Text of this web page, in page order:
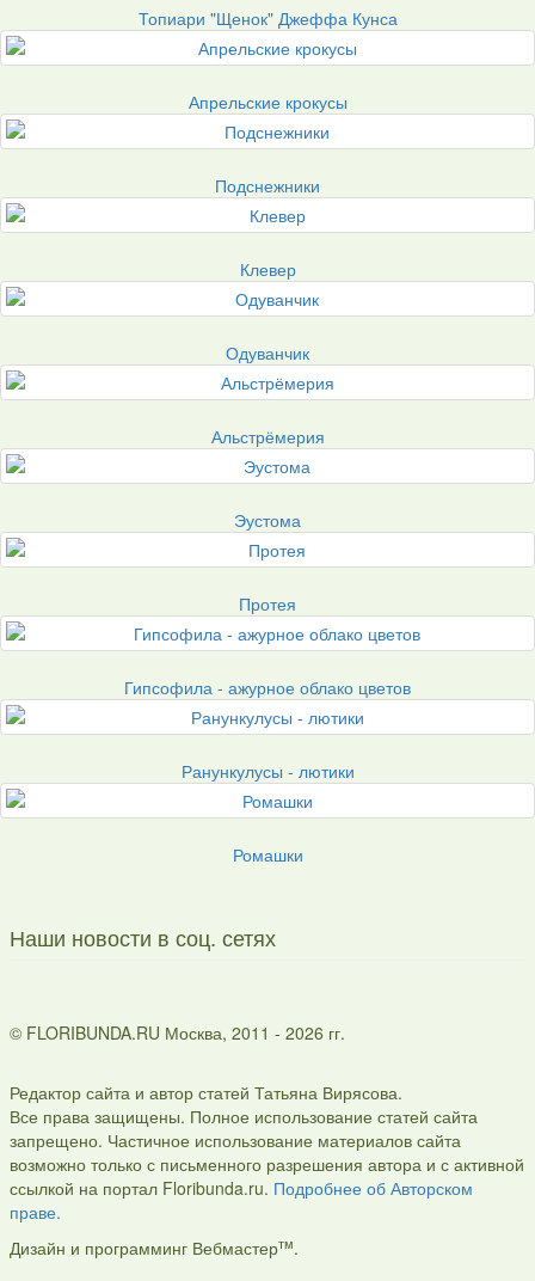
Топиари "Щенок" Джеффа Кунса
Апрельские крокусы
Подснежники
Клевер
Одуванчик
Альстрёмерия
Эустома
Протея
Гипсофила - ажурное облако цветов
Ранункулусы - лютики
Ромашки
Наши новости в соц. сетях
© FLORIBUNDA.RU Москва, 2011 - 2026 гг.
Редактор сайта и автор статей Татьяна Вирясова.
Все права защищены. Полное использование статей сайта
запрещено. Частичное использование материалов сайта
возможно только с письменного разрешения автора и с активной
ссылкой на портал Floribunda.ru. Подробнее об Авторском
праве.
Дизайн и программинг Вебмастертм.